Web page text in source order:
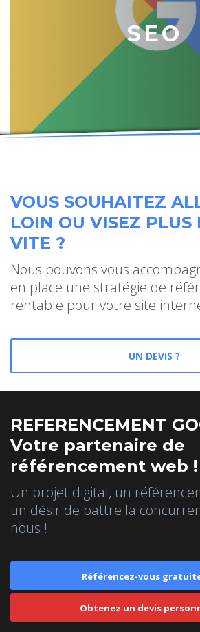
SEO
VOUS SOUHAITEZ
LOIN OU VISEZ PLUS
VITE ?
Nous pouvons vous
en place une stratégie de
rentable pour votre site
UN DEVIS ?
REFERENCEMENT
Votre partenaire de
référencement web !
Un projet digital, un
un désir de battre la
nous !
Référencez-vous
Obtenez un devis